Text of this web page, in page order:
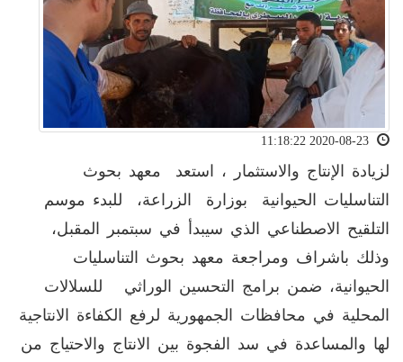
لزيادة الإنتاج والاستثمار ، استعد معهد بحوث
التناسليات الحيوانية بوزارة الزراعة، للبدء موسم
التلقيح الاصطناعي الذي سيبدأ في سبتمبر المقبل،
وذلك باشراف ومراجعة معهد بحوث التناسليات
الحيوانية، ضمن برامج التحسين الوراثي للسلالات
المحلية في محافظات الجمهورية لرفع الكفاءة الانتاجية
لها والمساعدة في سد الفجوة بين الانتاج والاحتياج من